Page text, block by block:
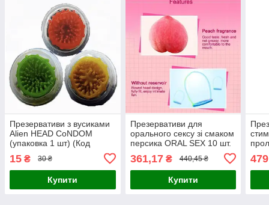
Презервативи з вусиками
Alien HEAD CoNDOM
(упаковка 1 шт) (Код
15 ₴ 30 ₴
Купити
Презервативи для
орального сексу зі смаком
персика ORAL SEX 10 шт.
361,17₴ 440,45 ₴
Купити